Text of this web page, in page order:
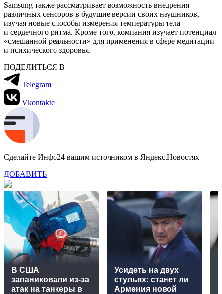
Samsung также рассматривает возможность внедрения
различных сенсоров в будущие версии своих наушников,
изучая новые способы измерения температуры тела
и сердечного ритма. Кроме того, компания изучает потенциал
«смешанной реальности» для применения в сфере медитации
и психического здоровья.
ПОДЕЛИТЬСЯ В
Telegram
Vkontakte
Сделайте Инфо24 вашим источником в Яндекс.Новостях
ДОБАВИТЬ
В США
запаниковали из-за
атак на танкеры в
Усидеть на двух
стульях: станет ли
Армения новой